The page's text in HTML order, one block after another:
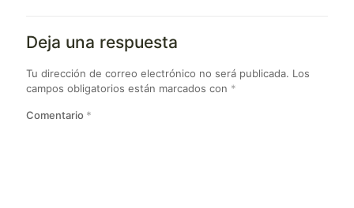
Deja una respuesta
Tu dirección de correo electrónico no será publicada. Los
campos obligatorios están marcados con *
Comentario *